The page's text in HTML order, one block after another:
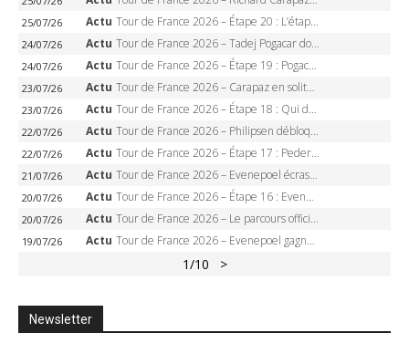
25/07/26 Actu Tour de France 2026 – Étape 20 : L’étape reine, Galibier, Sarenne, Alpe d’Huez, qui succédera à Pogacar ?
24/07/26 Actu Tour de France 2026 – Tadej Pogacar dompte l’Alpe d’Huez, 5e victoire, record de Pantani pulvérisé
24/07/26 Actu Tour de France 2026 – Étape 19 : Pogacar peut-il enfin dompter l’Alpe d’Huez ?
23/07/26 Actu Tour de France 2026 – Carapaz en solitaire à Orcières-Merlette, Paret-Peintre à un point du maillot à pois
23/07/26 Actu Tour de France 2026 – Étape 18 : Qui domptera Orcières-Merlette, première marche vers l’Alpe d’Huez ?
22/07/26 Actu Tour de France 2026 – Philipsen débloque son compteur à Voiron, Pedersen en danger pour le maillot vert
22/07/26 Actu Tour de France 2026 – Étape 17 : Pedersen peut-il verrouiller le maillot vert à Voiron ?
21/07/26 Actu Tour de France 2026 – Evenepoel écrase le chrono d’Évian, Seixas 4e, Lipowitz abandonne
20/07/26 Actu Tour de France 2026 – Étape 16 : Evenepoel, Pogacar, Ganna… qui domptera le chrono d’Évian pour redessiner le podium ?
20/07/26 Actu Tour de France 2026 – Le parcours officiel complet : 21 étapes, profils, carte et dates
19/07/26 Actu Tour de France 2026 – Evenepoel gagne à Solaison, Vingegaard abandonne, Pogacar toujours en jaune
1/10 >
Newsletter